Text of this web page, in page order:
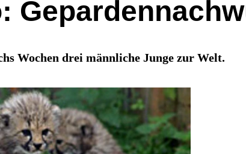
Wochen drei männliche Junge zur Welt.